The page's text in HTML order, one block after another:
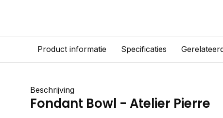
Product informatie Specificaties
Beschrijving
Fondant Bowl - Atelier Pierre